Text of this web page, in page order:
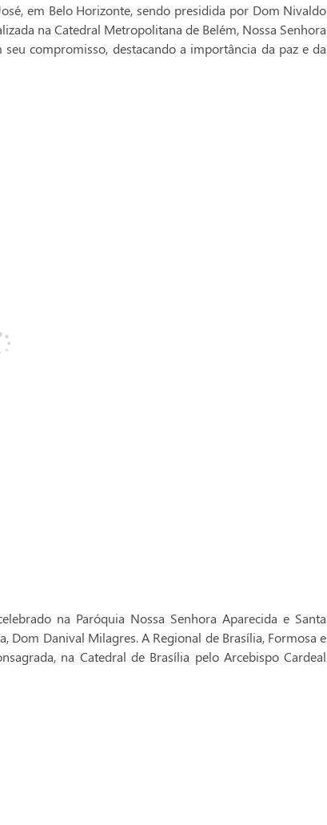
em Belo Horizonte, sendo presidida por Dom Nivaldo
na Catedral Metropolitana de Belém, Nossa Senhora
compromisso, destacando a importância da paz e da
na Paróquia Nossa Senhora Aparecida e Santa
Dom Danival Milagres. A Regional de Brasília, Formosa e
na Catedral de Brasília pelo Arcebispo Cardeal